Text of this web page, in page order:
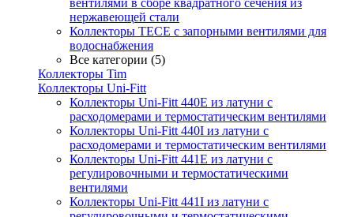
вентилями в сборе квадратного сечения из
нержавеющей стали
Коллекторы TECE с запорными вентилями для
водоснабжения
Все категории (5)
Коллекторы Tim
Коллекторы Uni-Fitt
Коллекторы Uni-Fitt 440E из латуни с
расходомерами и термостатическим вентилями
Коллекторы Uni-Fitt 440I из латуни с
расходомерами и термостатическим вентилями
Коллекторы Uni-Fitt 441E из латуни с
регулировочными и термостатическими
вентилями
Коллекторы Uni-Fitt 441I из латуни с